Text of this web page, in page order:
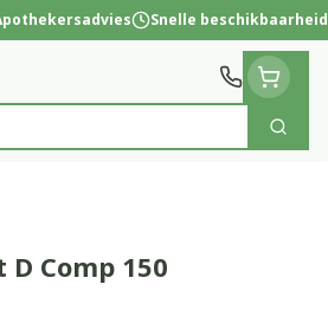
Snelle beschikbaarheid
Zoek
Comp 150